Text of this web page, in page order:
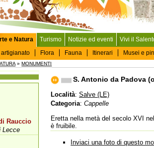
e Natura
artigianato Flora Fauna Itinerari Musei e
Turismo Notizie ed eventi Vivi il
»MONUMENTI
S. Antonio da Padova
Località:Salve (LE)
Categoria:Cappelle
Eretta nella metà del secolo XVI
è fruibile.
Inviaci una foto di questo
Rauccio
Lecce